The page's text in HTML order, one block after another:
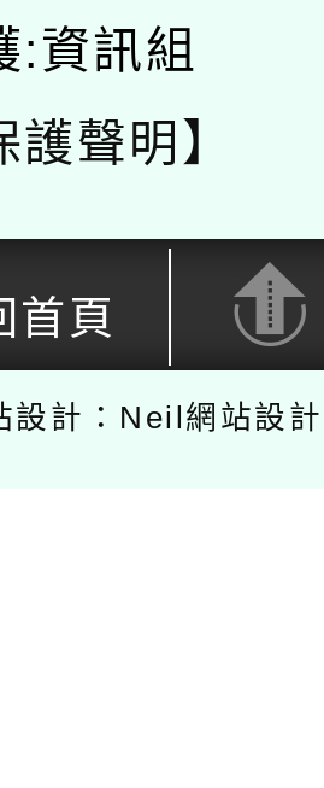
:資訊組
護聲明】
首頁
設計：Neil網站設